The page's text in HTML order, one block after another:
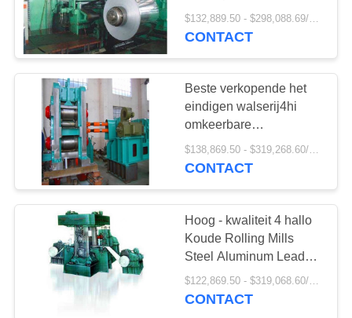
PRIVACY
POLICY
hoge het omkeren
Koudwalserij
CONTACT
Beste verkopende het
eindigen walserij4hi
omkeerbare
koudwalserij
$138,869.50 - $319,268.60/Pieces
CONTACT
Hoog - kwaliteit 4 hallo
Koude Rolling Mills
Steel Aluminum Lead
Sheet
$122,869.50 - $319,068.60/Pieces
CONTACT